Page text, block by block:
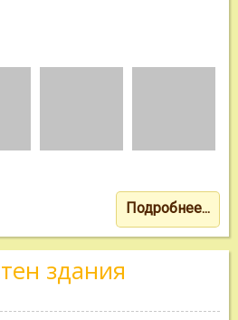
Подробнее...
здания